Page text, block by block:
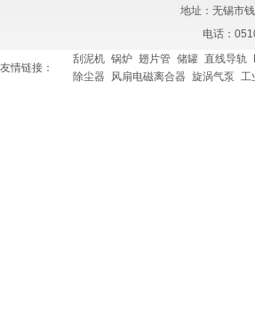
地址：无锡市
电话：
友情链接：
刮泥机 锅炉 翅片管 储罐 直线导轨
除尘器
风扇电磁离合器 旋涡气泵 工